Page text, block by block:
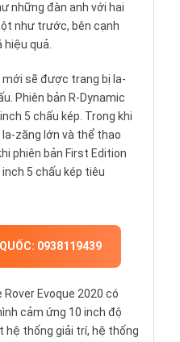
những đàn anh với hai
như trước, bên cạnh
hiệu quả.
mới sẽ được trang bị la-
Phiên bản R-Dynamic
5 chấu kép. Trong khi
zăng lớn và thể thao
phiên bản First Edition
5 chấu kép tiêu
0938119439
Rover Evoque 2020 có
cảm ứng 10 inch độ
hệ thống giải trí, hệ thống